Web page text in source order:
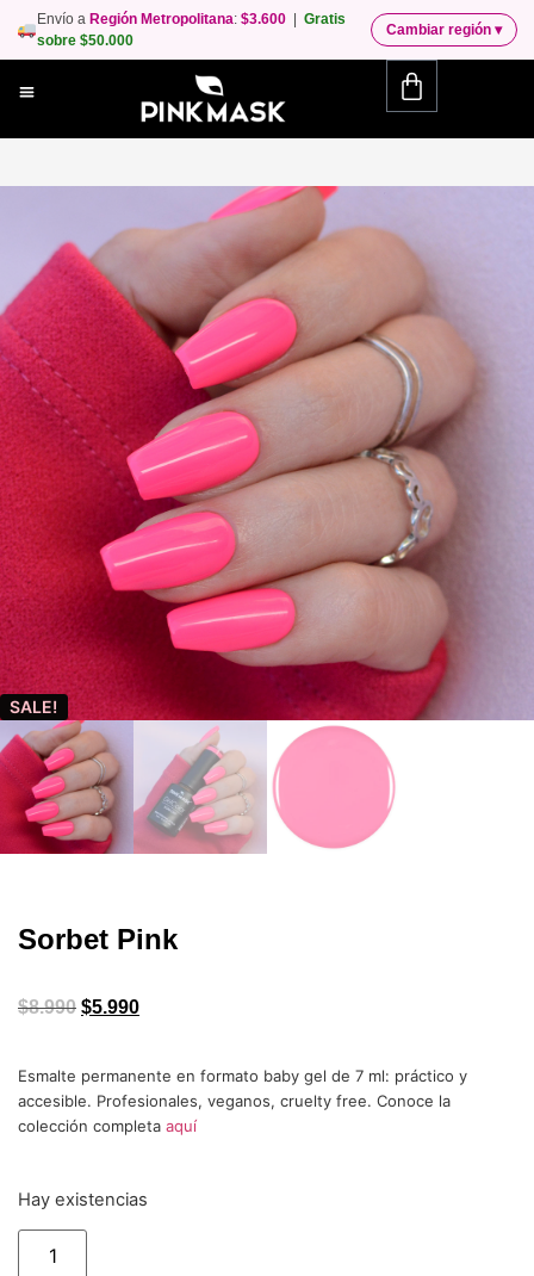
Envío a Región Metropolitana:$3.600 |Gratis
sobre $50.000
Cambiar región ▾
SALE!
Sorbet Pink
$8.990 $5.990
Esmalte permanente en formato baby gel de 7 ml: práctico y
accesible. Profesionales, veganos, cruelty free. Conoce la
colección completa aquí
Hay existencias